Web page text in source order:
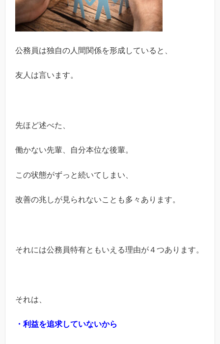
公務員は独自の人間関係を形成していると、
友人は言います。
先ほど述べた、
働かない先輩、自分本位な後輩。
この状態がずっと続いてしまい、
改善の兆しが見られないことも多々あります。
それには公務員特有ともいえる理由が４つあります。
それは、
・利益を追求していないから